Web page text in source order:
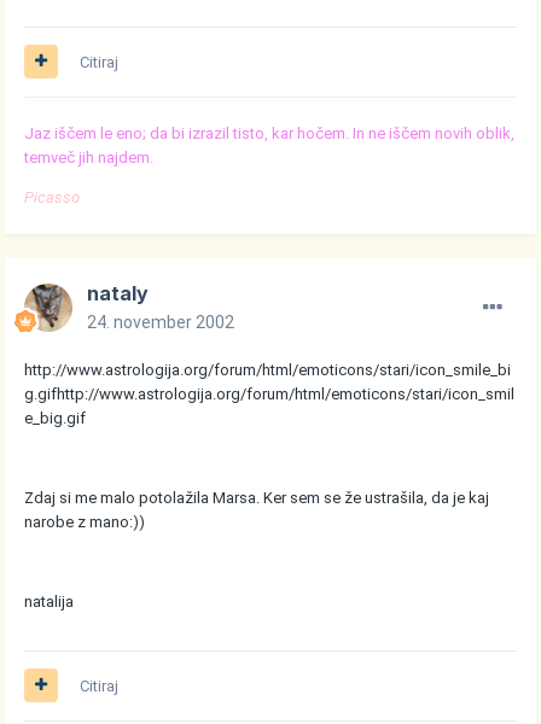
Citiraj
Jaz iščem le eno; da bi izrazil tisto, kar hočem. In ne iščem novih oblik,
temveč jih najdem.
Picasso
nataly
24. november 2002
http://www.astrologija.org/forum/html/emoticons/stari/icon_smile_bi
g.gifhttp://www.astrologija.org/forum/html/emoticons/stari/icon_smil
e_big.gif
Zdaj si me malo potolažila Marsa. Ker sem se že ustrašila, da je kaj
narobe z mano:))
natalija
Citiraj